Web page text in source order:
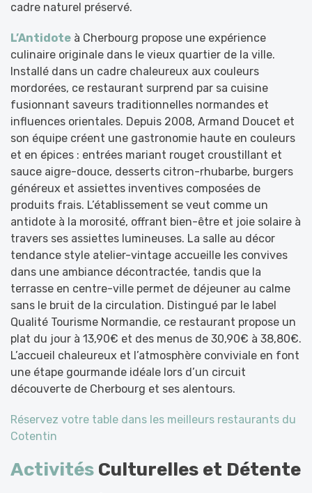
cadre naturel préservé.
L’Antidote à Cherbourg propose une expérience
culinaire originale dans le vieux quartier de la ville.
Installé dans un cadre chaleureux aux couleurs
mordorées, ce restaurant surprend par sa cuisine
fusionnant saveurs traditionnelles normandes et
influences orientales. Depuis 2008, Armand Doucet et
son équipe créent une gastronomie haute en couleurs
et en épices : entrées mariant rouget croustillant et
sauce aigre-douce, desserts citron-rhubarbe, burgers
généreux et assiettes inventives composées de
produits frais. L’établissement se veut comme un
antidote à la morosité, offrant bien-être et joie solaire à
travers ses assiettes lumineuses. La salle au décor
tendance style atelier-vintage accueille les convives
dans une ambiance décontractée, tandis que la
terrasse en centre-ville permet de déjeuner au calme
sans le bruit de la circulation. Distingué par le label
Qualité Tourisme Normandie, ce restaurant propose un
plat du jour à 13,90€ et des menus de 30,90€ à 38,80€.
L’accueil chaleureux et l’atmosphère conviviale en font
une étape gourmande idéale lors d’un circuit
découverte de Cherbourg et ses alentours.
Réservez votre table dans les meilleurs restaurants du
Cotentin
Activités Culturelles et Détente